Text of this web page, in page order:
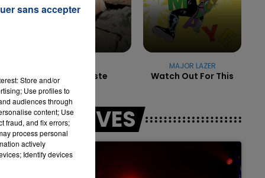
LA TEAM DE L'ÉTÉ
Sur La Piste
MAJOR LAZER
Watch Out For This
LES LIVES
Store and/or
Use profiles to
audiences through
content; Use
fraud, and fix errors;
process personal
actively
Identify devices
sans accepter